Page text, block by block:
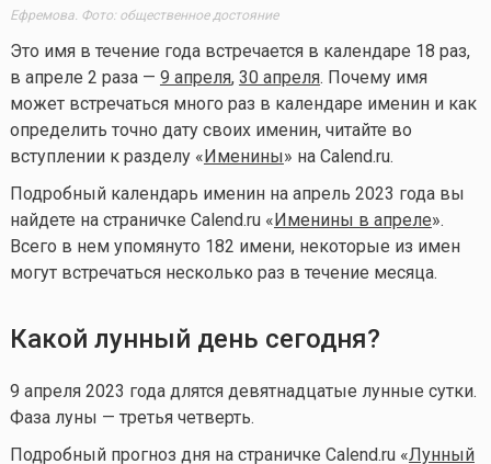
Ефремова. Фото: общественное достояние
Это имя в течение года встречается в календаре 18 раз,
в апреле 2 раза — 9 апреля, 30 апреля. Почему имя
может встречаться много раз в календаре именин и как
определить точно дату своих именин, читайте во
вступлении к разделу « Именины» на Calend.ru.
Подробный календарь именин на апрель 2023 года вы
найдете на страничке Calend.ru « Именины в апреле».
Всего в нем упомянуто 182 имени, некоторые из имен
могут встречаться несколько раз в течение месяца.
Какой лунный день сегодня?
9 апреля 2023 года длятся девятнадцатые лунные сутки.
Фаза луны — третья четверть.
Подробный прогноз дня на страничке Calend.ru «Лунный